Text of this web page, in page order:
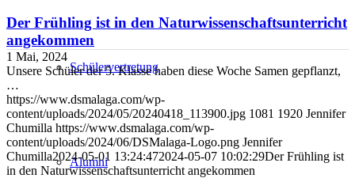
Schülervertretung
Alumni
Der Frühling ist in den Naturwissenschaftsunterricht
angekommen
1 Mai, 2024
Unsere Schüler der 5. Klasse haben diese Woche Samen gepflanzt,
…
https://www.dsmalaga.com/wp-
content/uploads/2024/05/20240418_113900.jpg 1081 1920 Jennifer
Chumilla https://www.dsmalaga.com/wp-
content/uploads/2024/06/DSMalaga-Logo.png Jennifer
Chumilla2024-05-01 13:24:472024-05-07 10:02:29Der Frühling ist
in den Naturwissenschaftsunterricht angekommen